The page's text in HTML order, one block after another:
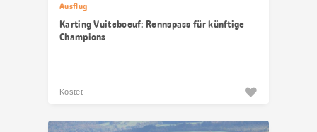
Ausflug
Karting Vuiteboeuf: Rennspass für künftige
Champions
Kostet